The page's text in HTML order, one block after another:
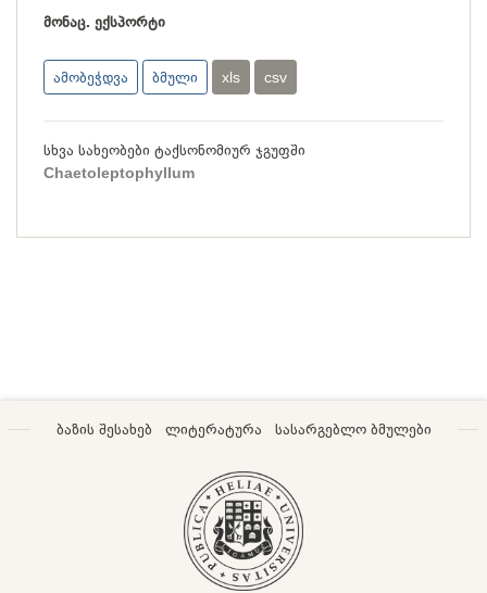
მონაც. ექსპორტი
ამობეჭდვა ბმული xls csv
სხვა სახეობები ტაქსონომიურ ჯგუფში
Chaetoleptophyllum
ბაზის შესახებ ლიტერატურა სასარგებლო ბმულები